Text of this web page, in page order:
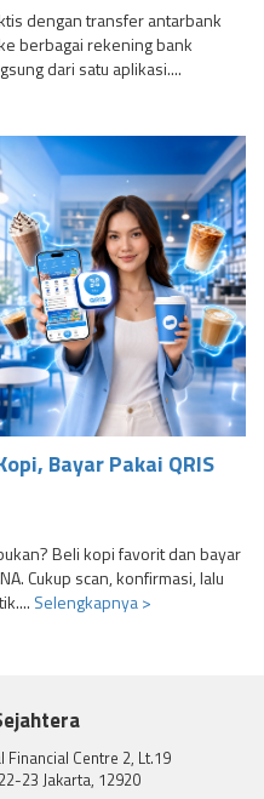
dengan transfer antarbank
berbagai rekening bank
dari satu aplikasi....
Bayar Pakai QRIS
Beli kopi favorit dan bayar
Cukup scan, konfirmasi, lalu
Selengkapnya >
Financial Centre 2, Lt.19
23 Jakarta, 12920